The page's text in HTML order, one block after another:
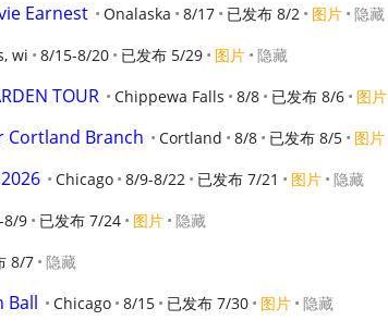
Earnest Onalaska 8/17 已发布 8/2 图片 隐藏
wi 8/15-8/20 已发布 5/29 图片 隐藏
TOUR Chippewa Falls 8/8 已发布 8/6 图片
Cortland Branch Cortland 8/8 已发布 8/5 图片
Chicago 8/9-8/22 已发布 7/21 图片 隐藏
8/9 已发布 7/24 图片 隐藏
8/7 隐藏
Ball Chicago 8/15 已发布 7/30 图片 隐藏